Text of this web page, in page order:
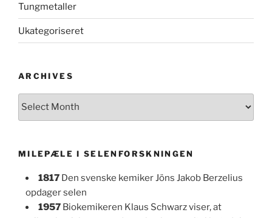
Tungmetaller
Ukategoriseret
ARCHIVES
Archives
MILEPÆLE I SELENFORSKNINGEN
1817 Den svenske kemiker Jöns Jakob Berzelius
opdager selen
1957 Biokemikeren Klaus Schwarz viser, at